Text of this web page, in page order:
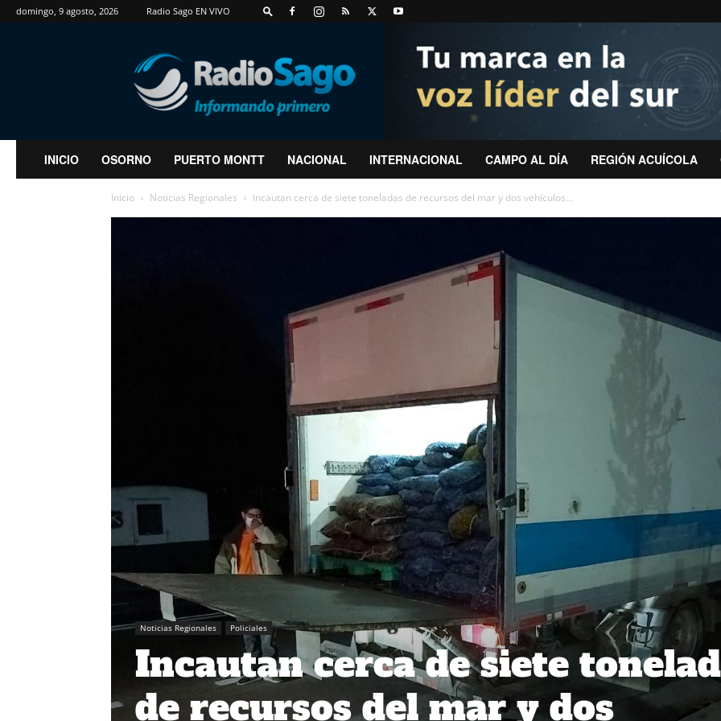
domingo, 9 agosto, 2026 Radio Sago EN VIVO
RadioSago
INICIO OSORNO PUERTO MONTT NACIONAL INTERNACIONAL CAMPO AL DÍA REGIÓN ACUÍCOLA
Inicio Noticias Regionales Incautan cerca de siete toneladas de recursos del mar y dos vehículos...
Noticias Regionales Policiales
Incautan cerca de siete
de recursos del mar y dos